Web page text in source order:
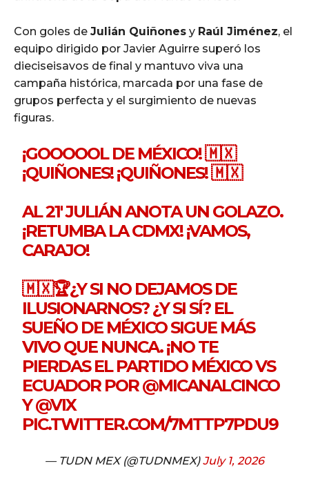
Con goles de Julián Quiñones y Raúl Jiménez, el
equipo dirigido por Javier Aguirre superó los
dieciseisavos de final y mantuvo viva una
campaña histórica, marcada por una fase de
grupos perfecta y el surgimiento de nuevas
figuras.
¡GOOOOOL DE MÉXICO! 🇲🇽
¡QUIÑONES! ¡QUIÑONES! 🇲🇽
AL 21' JULIÁN ANOTA UN GOLAZO.
¡RETUMBA LA CDMX! ¡VAMOS,
CARAJO!
🇲🇽🏆¿Y SI NO DEJAMOS DE
ILUSIONARNOS? ¿Y SI SÍ? EL
SUEÑO DE MÉXICO SIGUE MÁS
VIVO QUE NUNCA. ¡NO TE
PIERDAS EL PARTIDO MÉXICO VS
ECUADOR POR@MICANALCINCO
Y@VIX
PIC.TWITTER.COM/7MTTP7PDU9
— TUDN MEX (@TUDNMEX)July 1, 2026